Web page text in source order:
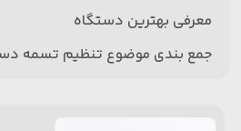
معرفی بهترین دستگاه
جمع بندی موضوع تنظیم تسمه